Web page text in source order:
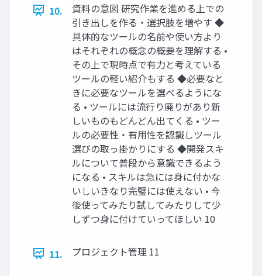
10.
資料の意図 研究作業を進める上での
引き出しを作る・選択肢を増やす ◆
具体的なツールの名前や使い方より
はそれぞれの概念の概要を理解する •
その上で現時点で有力と考えている
ツールの軽い紹介もする ◆必要なと
きに必要なツールを選べるようにな
る • ツールには流行り廃りがあり新
しいものもどんどん出てくる • ツー
ルの必要性・有用性を認識しツール
選びの取っ掛かりにする ◆開発スキ
ルについて普段から意識できるよう
になる • スキルは急には身に付かな
いしいきなり完璧には使えない • 今
後使ってみたり試してみたりして少
しずつ身に付けていってほしい 10
11. プロジェクト管理 11